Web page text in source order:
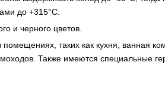
до +315°C.
и черного цветов.
таких как кухня, ванная
Также имеются специальные